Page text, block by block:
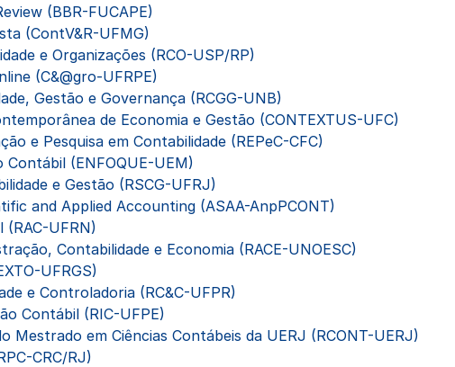
(BBR-FUCAPE)
(ContV&R-UFMG)
e Organizações (RCO-USP/RP)
(C&@gro-UFRPE)
Gestão e Governança (RCGG-UNB)
de Economia e Gestão (CONTEXTUS-UFC)
e Pesquisa em Contabilidade (REPeC-CFC)
(ENFOQUE-UEM)
e Gestão (RSCG-UFRJ)
and Applied Accounting (ASAA-AnpPCONT)
(RAC-UFRN)
Contabilidade e Economia (RACE-UNOESC)
UFRGS)
e Controladoria (RC&C-UFPR)
Contábil (RIC-UFPE)
Mestrado em Ciências Contábeis da UERJ (RCONT-UERJ)
CRC/RJ)